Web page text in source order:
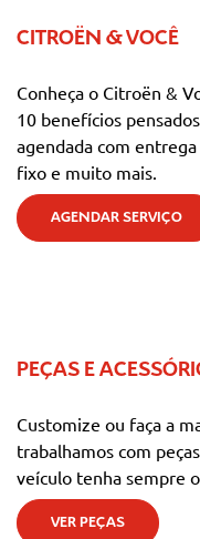
CITROËN & VOCÊ
Conheça o Citroën &
10 benefícios
agendada com
fixo e muito mais.
AGENDAR SERVIÇO
PEÇAS E
Customize ou faça a
trabalhamos com
veículo tenha sempre
VER PEÇAS